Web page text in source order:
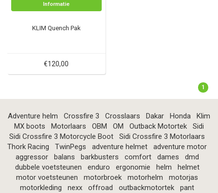
Informatie
KLIM Quench Pak
€120,00
1
Adventure helm Crossfire 3 Crosslaars Dakar Honda
Klim
MX boots
Motorlaars OBM OM Outback Motortek
Sidi
Sidi Crossfire 3 Motorcycle Boot
Sidi Crossfire 3 Motorlaars
Thork Racing
TwinPegs adventure helmet
adventure motor
aggressor
balans barkbusters comfort dames
dmd
dubbele voetsteunen
enduro ergonomie helm
helmet
motor voetsteunen
motorbroek motorhelm
motorjas
motorkleding
nexx offroad outbackmotortek
pant